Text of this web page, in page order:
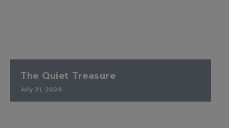
The Quiet Treasure
July 31, 2026